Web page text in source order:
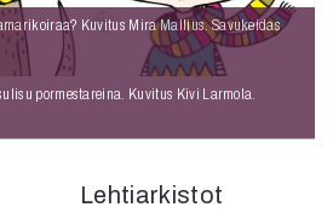
Kuvitus Mira Mallius. Savukeidas
pormestareina. Kuvitus Kivi Larmola.
Lehtiarkistot